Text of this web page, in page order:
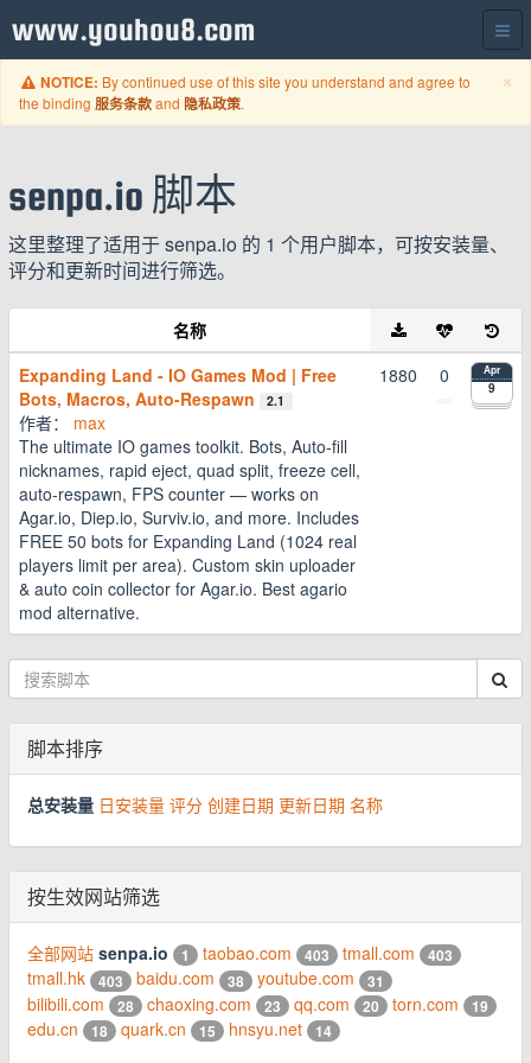
www.youhou8.com
×
NOTICE: By continued use of this site you understand and agree to
the binding 服务条款and 隐私政策.
senpa.io 脚本
这里整理了适用于 senpa.io 的 1 个用户脚本，可按安装量、
评分和更新时间进行筛选。
名称
Expanding Land - IO Games Mod | Free
Bots, Macros, Auto-Respawn
2.1
作者： max
The ultimate IO games toolkit. Bots, Auto-fill
nicknames, rapid eject, quad split, freeze cell,
auto-respawn, FPS counter — works on
Agar.io, Diep.io, Surviv.io, and more. Includes
FREE 50 bots for Expanding Land (1024 real
players limit per area). Custom skin uploader
& auto coin collector for Agar.io. Best agario
mod alternative.
1880 0 Apr
9
脚本排序
总安装量 日安装量 评分 创建日期 更新日期 名称
按生效网站筛选
全部网站 senpa.io 1 taobao.com 403 tmall.com 403
tmall.hk 403 baidu.com 38 youtube.com 31
bilibili.com 28 chaoxing.com 23 qq.com 20 torn.com 19
edu.cn 18 quark.cn 15 hnsyu.net 14